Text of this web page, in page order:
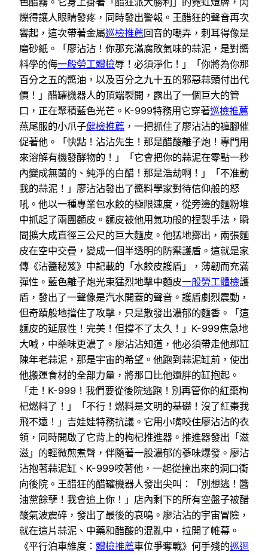
爍得讓人眼睛發疼，同時發出警報。王醋狂的聲音再次
響起，這次帶著金屬巡檢推薦回音的嘲弄，刺耳得像是
磨砂紙。「廖沾沾！你那充滿腐敗氣味的蒜泥，是對醬
料學的侮一般勞工體檢辱！必須淨化！」「你將為你那
百分之五的醬油，以及百分之九十五的邪惡蒜頭付出代
價！」醋罐機器人的頂端裂開，露出了一個巨大的管
口，正在聚積藍色光芒。K-999特務用它穿著巡檢推薦
燕尾服的小爪子健檢推薦 ，一把抓住了廖沾沾的褲腳催
促著他。「快點！沾沾先生！那是醋酸離子炮！專門用
來溶解有機發酵物的！」「它會把你的蒜泥在零點一秒
內變成無菌的、純淨的白醋！那是浩劫啊！」「不准動
我的蒜泥！」廖沾沾發出了醬料學家對待信仰般的怒
吼。他以一種專業包水餃的極限速度，從旁邊的麵粉堆
中抓起了兩團麵皮。麵皮被他用氣功般的捏製手法，瞬
間擴大成直徑三公尺的巨大麵皮。他猛地擲出，兩張麵
皮在空中交疊，變成一個半透明的防禦護盾。這就是家
傳《沾醬秘笈》中記載的「水餃皮護盾」，薄韌而充滿
彈性。藍色離子炮光束猛烈地擊中麵皮一般勞工體檢護
盾，發出了一聲像是汽水開蓋的聲音。護盾劇烈震動，
但奇蹟般地擋住了攻擊，只是散發出濃郁的麵香。「這
麵皮的延展性！完美！但撐不了太久！」K-999焦急地
大喊，中藥味更濃了。廖沾沾知道，他必須帶走他那缸
陳年老蒜泥，那是宇宙的希望。他跑到蒜泥缸前，使出
他搬運食材的全部力量，將那口比他還胖的缸抱起。
「走！K-999！我們要從後院逃跑！別再管你的紅棗枸
杞燃料了！」「不行！燃料是文明的基礎！沒了紅棗我
飛不遠！」吉娃娃特務抗議。它用小嘴咬住廖沾沾的衣
領，同時開啟了它背上的枸杞推進器。推進器發出「滋
滋」的輕微煎煮聲，伴隨著一股濃郁的蔘味爆發。廖沾
沾抱著蒜泥缸、K-999咬著他，一起從撞出來的洞口衝
向後院。王醋狂的醋罐機器人發出尖叫：「別想逃！醬
油黨餘孽！我會追上你！」店內剩下的所有空盤子被醋
酸氣波震碎，發出了最後的哀鳴。廖沾沾的宇宙冒險，
就在這片蒜泥、中藥和醋酸的混亂中，拉開了帷幕。
《平行泊車維度： 體檢推薦車位爭奪戰》何手殘的巡迴